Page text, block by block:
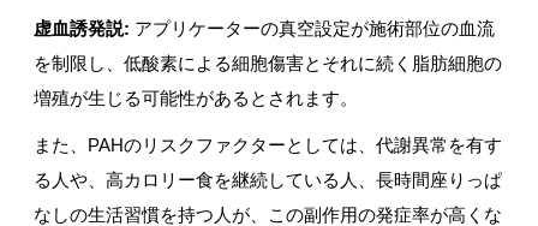
虚血誘発説: アプリケーターの真空設定が施術部位の血流
を制限し、低酸素による細胞傷害とそれに続く脂肪細胞の
増殖が生じる可能性があるとされます。
また、PAHのリスクファクターとしては、代謝異常を有す
る人や、高カロリー食を継続している人、長時間座りっぱ
なしの生活習慣を持つ人が、この副作用の発症率が高くな